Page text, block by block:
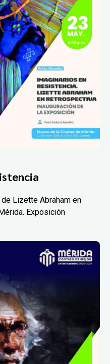
Lizette Abraham en
Exposición